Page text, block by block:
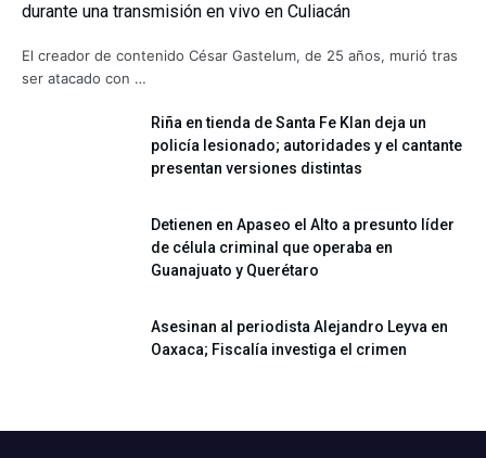
durante una transmisión en vivo en Culiacán
El creador de contenido César Gastelum, de 25 años, murió tras
ser atacado con …
Riña en tienda de Santa Fe Klan deja un
policía lesionado; autoridades y el cantante
presentan versiones distintas
Detienen en Apaseo el Alto a presunto líder
de célula criminal que operaba en
Guanajuato y Querétaro
Asesinan al periodista Alejandro Leyva en
Oaxaca; Fiscalía investiga el crimen